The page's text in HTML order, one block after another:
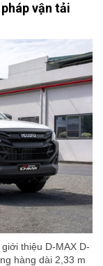
vận tải
thiệu D-MAX D-
hàng dài 2,33 m